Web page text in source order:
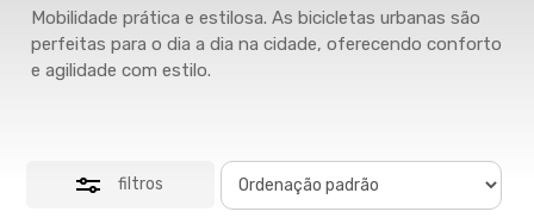
Mobilidade prática e estilosa. As bicicletas urbanas são
perfeitas para o dia a dia na cidade, oferecendo conforto
e agilidade com estilo.
filtros